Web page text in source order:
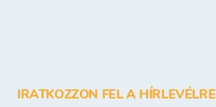
IRATKOZZON FEL A HÍRLEVÉLRE